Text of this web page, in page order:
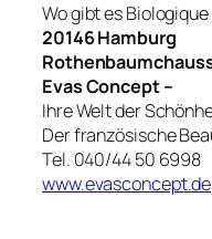
Wo gibt es
20146 Hamburg
Evas Concept –
Ihre Welt der
Der französische
Tel. 040/44 50 6998
www.evasconcept.de